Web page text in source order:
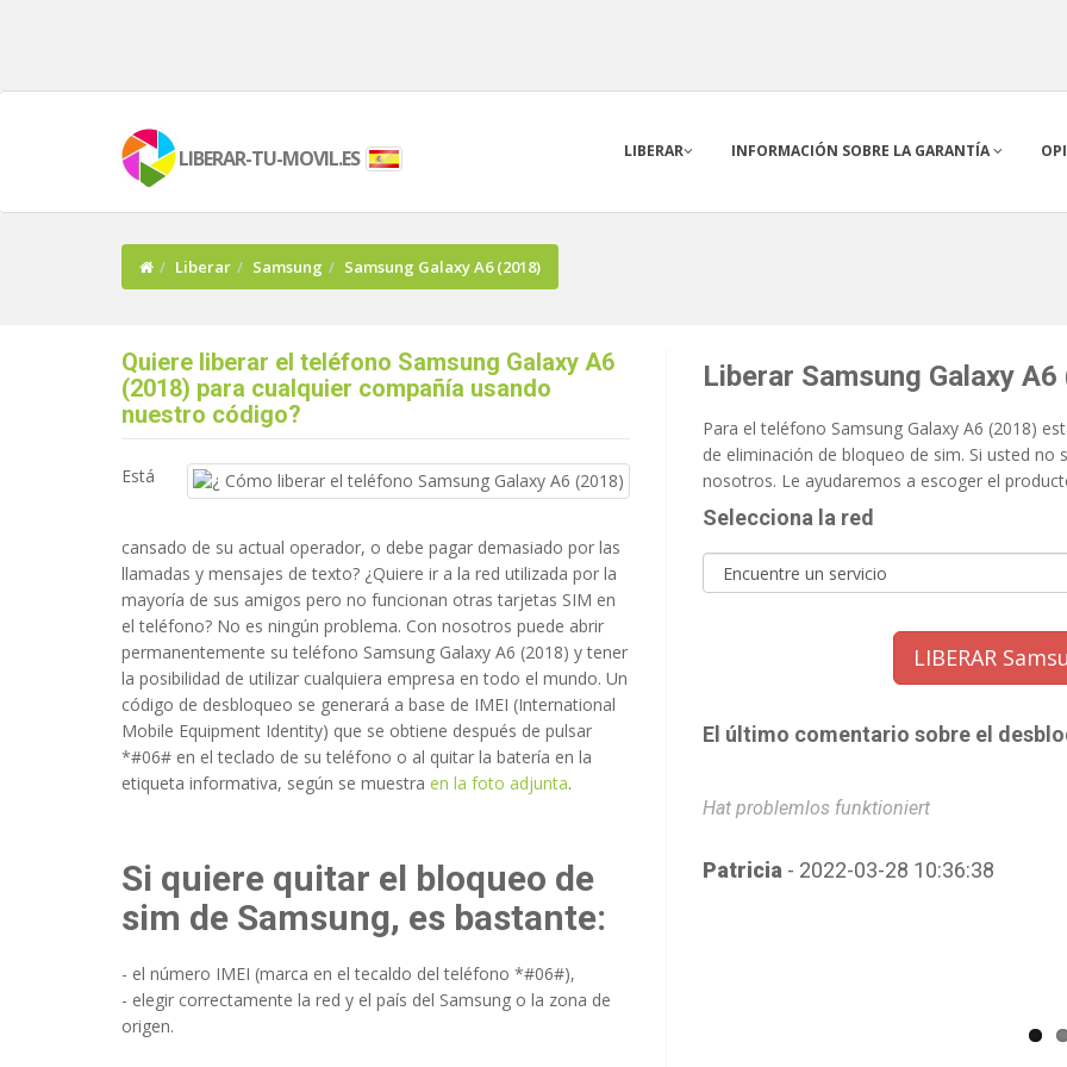
LIBERAR-TU-MOVIL.ES LIBERAR INFORMACIÓN SOBRE LA GARANTÍA
Liberar Samsung Samsung Galaxy A6 (2018)
Quiere liberar el teléfono Samsung Galaxy A6
(2018) para cualquier compañía usando
nuestro código?
Está
cansado de su actual operador, o debe pagar demasiado por las
llamadas y mensajes de texto? ¿Quiere ir a la red utilizada por la
mayoría de sus amigos pero no funcionan otras tarjetas SIM en
el teléfono? No es ningún problema. Con nosotros puede abrir
permanentemente su teléfono Samsung Galaxy A6 (2018) y tener
la posibilidad de utilizar cualquiera empresa en todo el mundo. Un
código de desbloqueo se generará a base de IMEI (International
Mobile Equipment Identity) que se obtiene después de pulsar
*#06# en el teclado de su teléfono o al quitar la batería en la
etiqueta informativa, según se muestra en la foto adjunta.
Si quiere quitar el bloqueo de
sim de Samsung, es bastante:
- el número IMEI (marca en el tecaldo del teléfono *#06#),
- elegir correctamente la red y el país del Samsung o la zona de
origen.
Liberar Samsung Galaxy
Para el teléfono Samsung Galaxy A6 (2018)
de eliminación de bloqueo de sim. Si usted
nosotros. Le ayudaremos a escoger el
Selecciona la red
LIBERAR
El último comentario sobre el
- 2022-03-28 10:36:38
Hat problemlos funktioniert
Patricia - 2022-03-28 10:36:38